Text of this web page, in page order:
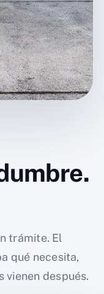
trámite. El
qué necesita,
vienen después.